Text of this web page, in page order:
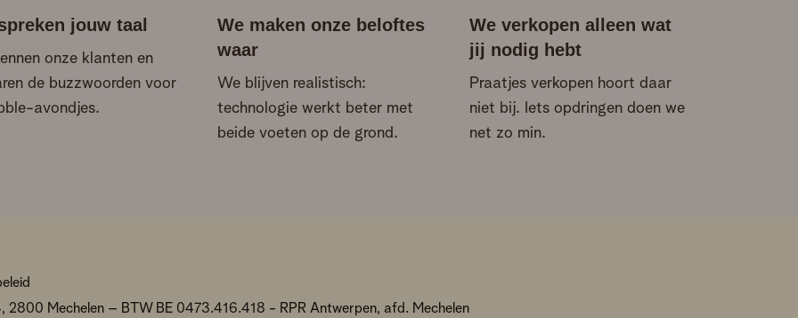
jouw taal
onze klanten en
de buzzwoorden voor
avondjes.
We maken onze beloftes
waar
We blijven realistisch:
technologie werkt beter met
beide voeten op de grond.
We verkopen alleen wat
jij nodig hebt
Praatjes verkopen hoort daar
niet bij. Iets opdringen doen we
net zo min.
2800 Mechelen – BTW BE 0473.416.418 - RPR Antwerpen, afd. Mechelen